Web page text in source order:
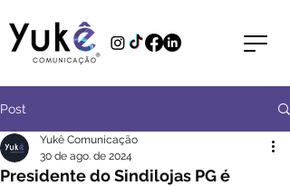
Post
Presidente do Sindilojas PG é
Yukê Comunicação
30 de ago. de 2024